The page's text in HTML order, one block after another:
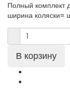
Полный комплект
ширина коляски=